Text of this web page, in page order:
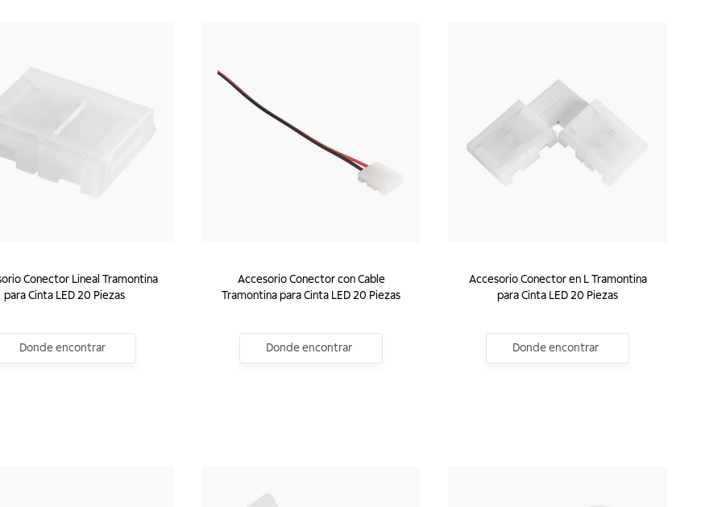
Conector Lineal Tramontina
para Cinta LED 20 Piezas
Donde encontrar
Accesorio Conector con Cable
Tramontina para Cinta LED 20 Piezas
Donde encontrar
Accesorio Conector en L Tramontina
para Cinta LED 20 Piezas
Donde encontrar